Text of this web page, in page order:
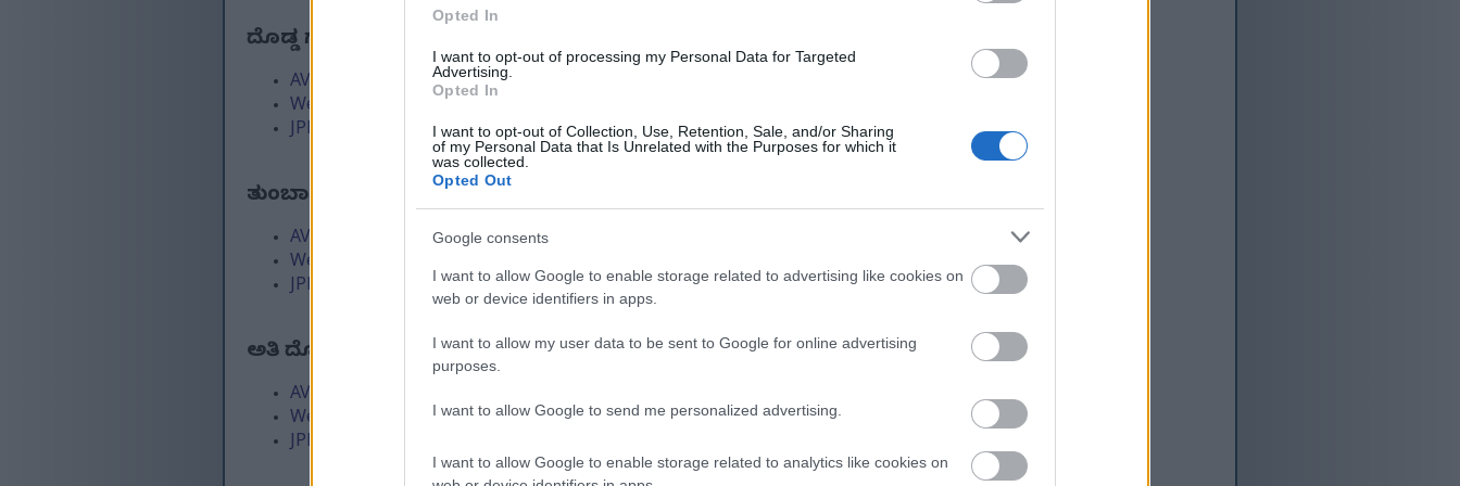
Opted In
I want to opt-out of processing my Personal Data for Targeted
Advertising.
Opted In
I want to opt-out of Collection, Use, Retention, Sale, and/or Sharing
of my Personal Data that Is Unrelated with the Purposes for which it
was collected.
Opted Out
Google consents
I want to allow Google to enable storage related to advertising like cookies on
web or device identifiers in apps.
I want to allow my user data to be sent to Google for online advertising
purposes.
I want to allow Google to send me personalized advertising.
I want to allow Google to enable storage related to analytics like cookies on
ದೊಡ್ಡ ಗಾತ್ರ
AVIF
WebP
JPEG
ತುಂಬಾ ದೊಡ್ಡ ಗಾತ್ರ (4,608 x 3,072)
AVIF
WebP
JPEG
ಅತಿ ದೊಡ್ಡ ಗಾತ್ರ (6,144 x 4,096)
AVIF
WebP
JPEG